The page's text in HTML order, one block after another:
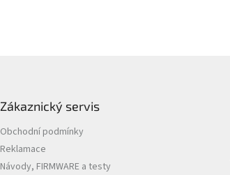
Zákaznický servis
Obchodní podmínky
Reklamace
Návody, FIRMWARE a testy